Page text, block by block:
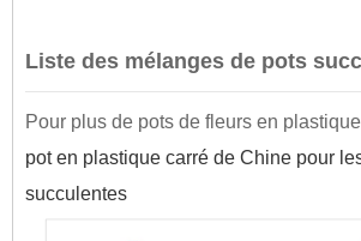
Liste des mélanges de pots
Pour plus de pots de fleurs en
pot en plastique carré de Chine pour
succulentes